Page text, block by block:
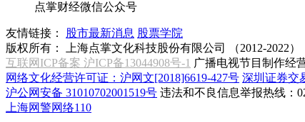
点掌财经微信公众号
友情链接： 股市最新消息 股票学院
版权所有：
上海点掌文化科技股份有限公司 （2012-2022）
互联网ICP备案 沪ICP备13044908号-1 广播电视节目制作经
网络文化经营许可证：沪网文[2018]6619-427号 深圳证券交
沪公网安备 31010702001519号 违法和不良信息举报热线：
上海网警网络110